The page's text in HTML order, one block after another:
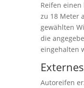
Reifen einen
zu 18 Meter
gewählten
die
eingehalten
Autoreifen